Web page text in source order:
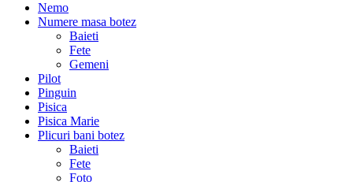
Nemo
Numere masa botez
Baieti
Fete
Gemeni
Pilot
Pinguin
Pisica
Pisica Marie
Plicuri bani botez
Baieti
Fete
Foto